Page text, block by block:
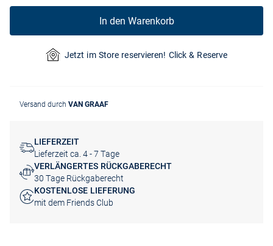
In den Warenkorb
Jetzt im Store reservieren! Click & Reserve
Versand durch VAN GRAAF
LIEFERZEIT
Lieferzeit ca. 4 - 7 Tage
VERLÄNGERTES RÜCKGABERECHT
30 Tage Rückgaberecht
KOSTENLOSE LIEFERUNG
mit dem Friends Club